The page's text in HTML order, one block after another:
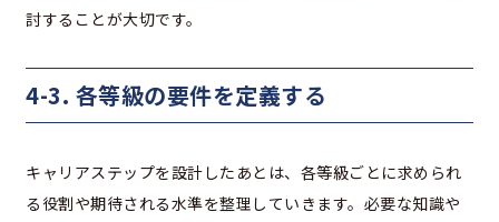
討することが大切です。
4-3. 各等級の要件を定義する
キャリアステップを設計したあとは、各等級ごとに求められ
る役割や期待される水準を整理していきます。必要な知識や